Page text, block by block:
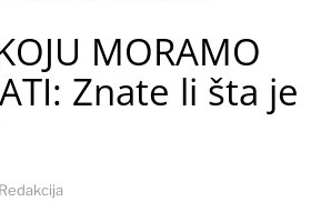
MORAMO
Znate li šta je
Redakcija